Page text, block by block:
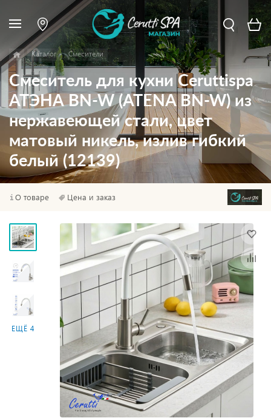
Каталог Смесители
Смеситель для кухни Ceruttispa
АТЭНА BN-W (ATENA BN-W) из
нержавеющей стали, цвет
матовый никель, излив гибкий
белый (12139)
О товаре Цена и заказ
ЕЩЁ 4